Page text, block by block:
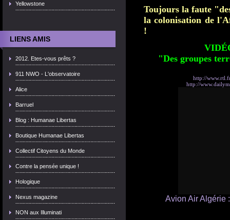
Yellowstone
LIENS AMIS
2012. Etes-vous prêts ?
911 NWO - L'observatoire
Alice
Barruel
Blog : Humanae Libertas
Boutique Humanae Libertas
Collectif Citoyens du Monde
Contre la pensée unique !
Hologique
Nexus magazine
NON aux Illuminati
Toujours la faute
la colonisation de
!
"Des groupes
http://
http://
Avion Air Algérie